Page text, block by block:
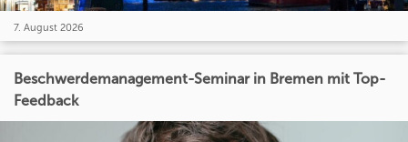
7. August 2026
Beschwerdemanagement-Seminar in Bremen mit Top-
Feedback